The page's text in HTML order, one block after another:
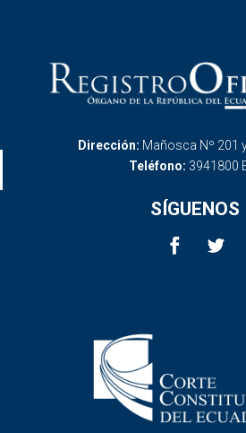
Dirección: Mañosca Nº 201
Teléfono: 3941800
SÍGUENOS